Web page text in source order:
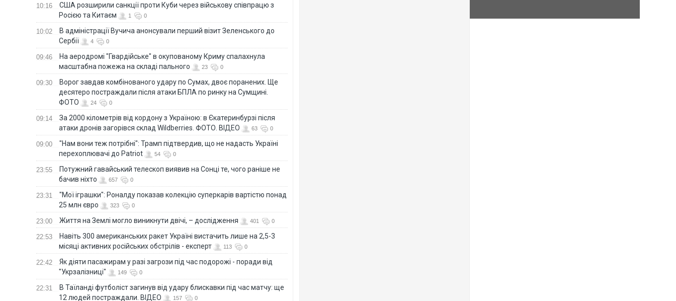
10:16
США розширили санкції проти Куби через військову співпрацю з
Росією та Китаєм
1 0
10:02
В адміністрації Вучича анонсували перший візит Зеленського до
Сербії
4 0
09:46
На аеродромі "Гвардійське" в окупованому Криму спалахнула
масштабна пожежа на складі пального
23 0
09:30
Ворог завдав комбінованого удару по Сумах, двоє поранених. Ще
десятеро постраждали після атаки БПЛА по ринку на Сумщині.
ФОТО
24 0
09:14
За 2000 кілометрів від кордону з Україною: в Єкатеринбурзі після
атаки дронів загорівся склад Wildberries. ФОТО. ВІДЕО
63 0
09:00
"Нам вони теж потрібні": Трамп підтвердив, що не надасть Україні
перехоплювачі до Patriot
54 0
23:55
Потужний гавайський телескоп виявив на Сонці те, чого раніше не
бачив ніхто
657 0
23:31
"Мої іграшки": Роналду показав колекцію суперкарів вартістю понад
25 млн євро
323 0
23:00 Життя на Землі могло виникнути двічі, – дослідження 401 0
22:53
Навіть 300 американських ракет Україні вистачить лише на 2,5-3
місяці активних російських обстрілів - експерт
113 0
22:42
Як діяти пасажирам у разі загрози під час подорожі - поради від
"Укрзалізниці"
149 0
22:31
В Таїланді футболіст загинув від удару блискавки під час матчу: ще
12 людей постраждали. ВІДЕО
157 0